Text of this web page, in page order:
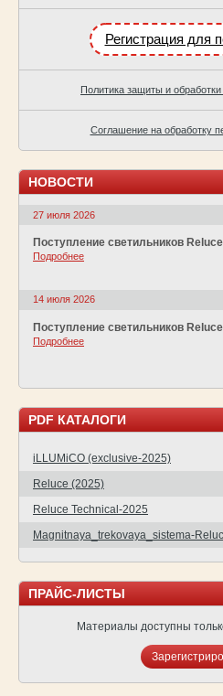
Регистрация для
Политика защиты и
Соглашение на обработку
НОВОСТИ
27 июля 2026
Поступление светильников
Подробнее
14 июля 2026
Поступление светильников
Подробнее
PDF КАТАЛОГИ
iLLUMiCO (exclusive-2025)
Reluce (2025)
Reluce Technical-2025
Magnitnaya_trekovaya_sistema-
ПРАЙС-ЛИСТЫ
Материалы доступны